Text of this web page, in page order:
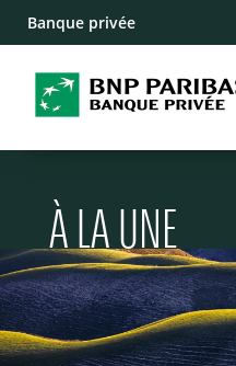
Banque privée
À LA UNE